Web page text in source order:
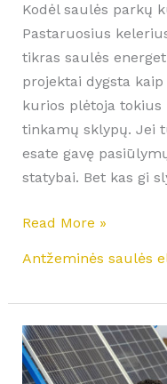
Kodėl saulės parkų
Pastaruosius
tikras saulės
projektai dygsta
kurios plėtoja tokius
tinkamų sklypų. Jei
esate gavę
statybai. Bet kas gi
Read More »
Antžeminės saulės
Sprendimas
statybvietėms